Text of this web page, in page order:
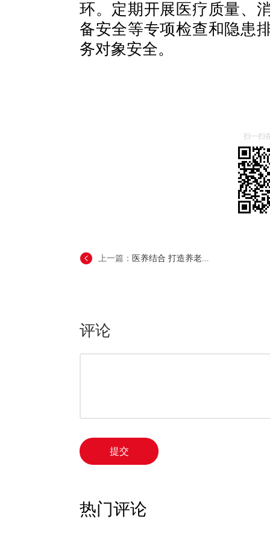
环。定期开展医疗质量、
备安全等专项检查和隐患
务对象安全。
扫一扫
上一篇： 医养结合 打造养老...
评论
提交
热门评论